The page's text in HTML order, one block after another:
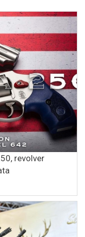
revolver